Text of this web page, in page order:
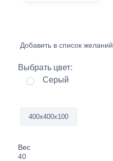
Добавить в список желаний
Выбрать цвет:
Серый
400х400х100
Вес
40